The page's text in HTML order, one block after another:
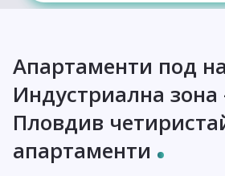
Апартаменти под
Индустриална зона
Пловдив
апартаменти